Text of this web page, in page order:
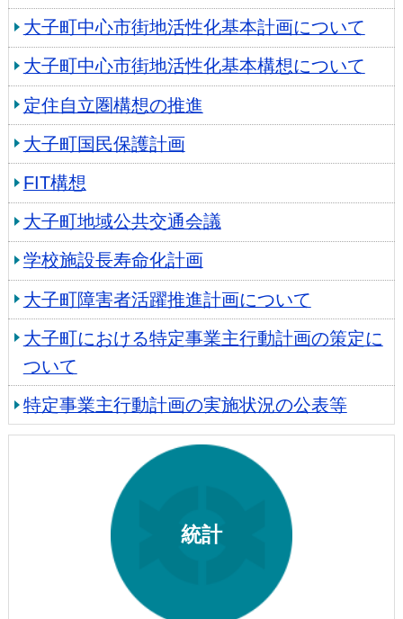
大子町中心市街地活性化基本計画について
大子町中心市街地活性化基本構想について
定住自立圏構想の推進
大子町国民保護計画
FIT構想
大子町地域公共交通会議
学校施設長寿命化計画
大子町障害者活躍推進計画について
大子町における特定事業主行動計画の策定に
ついて
特定事業主行動計画の実施状況の公表等
統計